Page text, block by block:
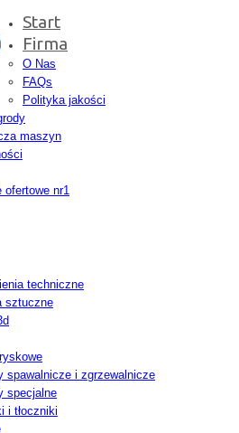
Start
Firma
O Nas
FAQs
Polityka jakości
maszyn
ofertowe nr1
techniczne
sztuczne
spawalnicze i zgrzewalnicze
specjalne
i tłoczniki